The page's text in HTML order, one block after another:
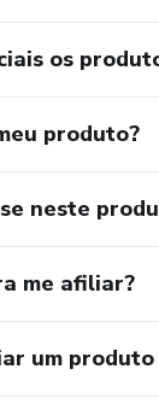
os
produto?
neste
me afiliar?
um